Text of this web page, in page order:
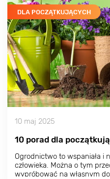
DLA POCZĄTKUJĄCYCH
10 maj 2025
10 porad dla
Ogrodnictwo to wspaniała i
człowieka. Można o tym
wypróbować na własnym